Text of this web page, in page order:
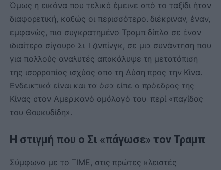
Όμως η εικόνα που τελικά έμεινε από το ταξίδι ήταν
διαφορετική, καθώς οι περισσότεροι διέκριναν, έναν,
εμφανώς, πιο συγκρατημένο Τραμπ δίπλα σε έναν
ιδιαίτερα σίγουρο Σι Τζινπίνγκ, σε μια συνάντηση που
για πολλούς αναλυτές αποκάλυψε τη μετατόπιση
της ισορροπίας ισχύος από τη Δύση προς την Κίνα.
Ενδεικτικά είναι και τα όσα είπε ο πρόεδρος της
Κίνας στον Αμερικανό ομόλογό του, περί «παγίδας
του Θουκυδίδη».
Η στιγμή που ο Σι «πάγωσε» τον Τραμπ
Σύμφωνα με το TIME, στις πρώτες κλειστές